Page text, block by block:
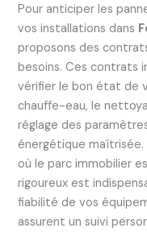
Pour anticiper les
vos installations dans
proposons des
besoins. Ces contrats
vérifier le bon état de
chauffe-eau, le
réglage des
énergétique maîtrisée.
où le parc immobilier
rigoureux est
fiabilité de vos
assurent un suivi